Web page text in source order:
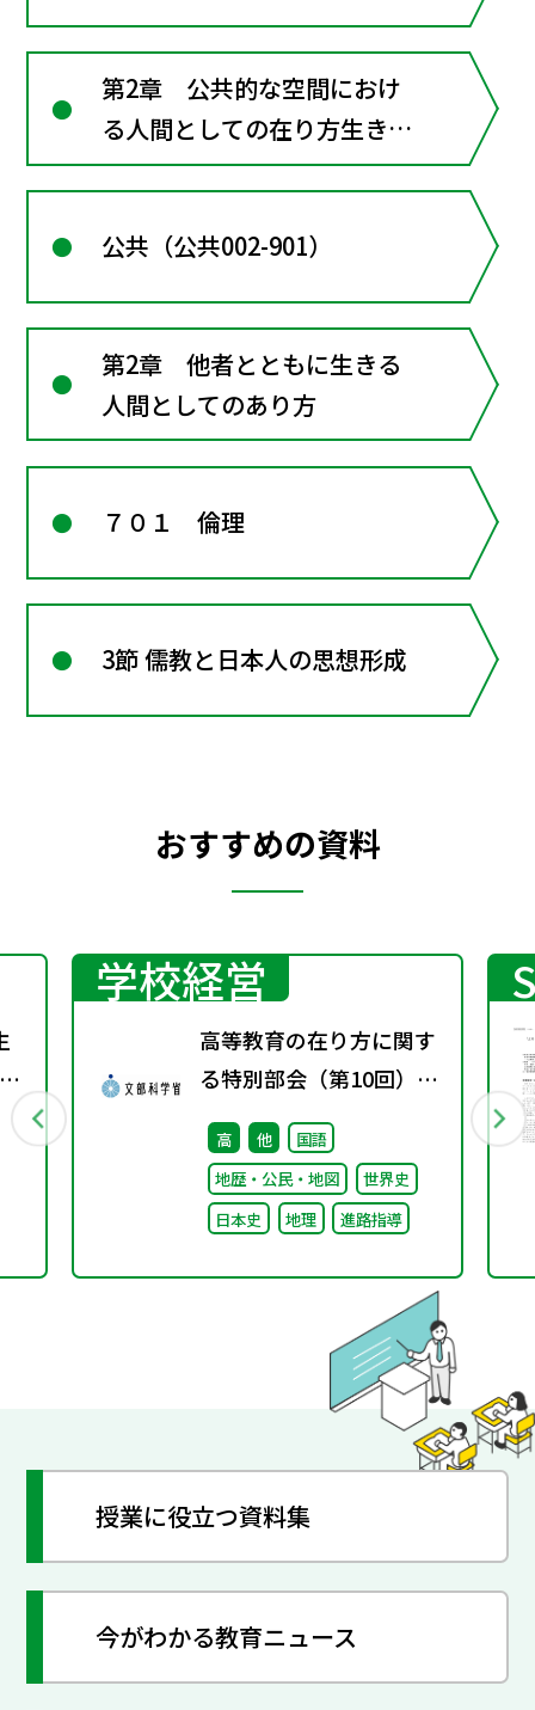
第2章 公共的な空間におけ
る人間としての在り方生き方
―共に生きるための倫理
公共（公共002-901）
第2章 他者とともに生きる
人間としてのあり方
７０１ 倫理
3節 儒教と日本人の思想形成
おすすめの資料
学校経営
高等教育の在り方に関す
る特別部会（第10回）配
付資料
高 他
国語
地歴・公民・地図
世界史
日本史
地理 進路指導
授業に役立つ資料集
今がわかる教育ニュース